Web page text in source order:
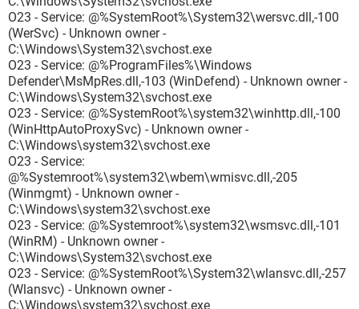
O23 - Service: @%SystemRoot%\System32\wersvc.dll,-100
(WerSvc) - Unknown owner -
C:\Windows\System32\svchost.exe
O23 - Service: @%ProgramFiles%\Windows
Defender\MsMpRes.dll,-103 (WinDefend) - Unknown owner -
C:\Windows\System32\svchost.exe
O23 - Service: @%SystemRoot%\system32\winhttp.dll,-100
(WinHttpAutoProxySvc) - Unknown owner -
C:\Windows\system32\svchost.exe
O23 - Service:
@%Systemroot%\system32\wbem\wmisvc.dll,-205
(Winmgmt) - Unknown owner -
C:\Windows\system32\svchost.exe
O23 - Service: @%Systemroot%\system32\wsmsvc.dll,-101
(WinRM) - Unknown owner -
C:\Windows\System32\svchost.exe
O23 - Service: @%SystemRoot%\System32\wlansvc.dll,-257
(Wlansvc) - Unknown owner -
C:\Windows\system32\svchost.exe